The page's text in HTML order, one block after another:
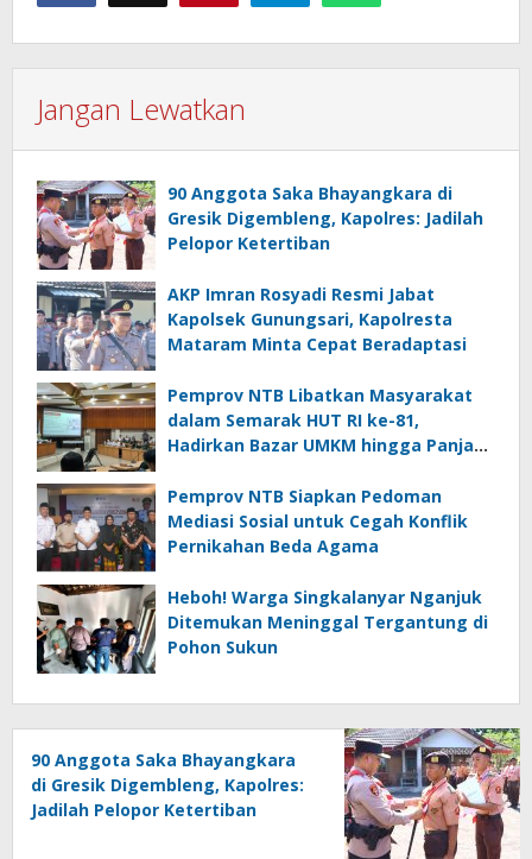
Jangan Lewatkan
90 Anggota Saka Bhayangkara di
Gresik Digembleng, Kapolres: Jadilah
Pelopor Ketertiban
AKP Imran Rosyadi Resmi Jabat
Kapolsek Gunungsari, Kapolresta
Mataram Minta Cepat Beradaptasi
Pemprov NTB Libatkan Masyarakat
dalam Semarak HUT RI ke-81,
Hadirkan Bazar UMKM hingga Panjat
Pemprov NTB Siapkan Pedoman
Mediasi Sosial untuk Cegah Konflik
Pernikahan Beda Agama
Heboh! Warga Singkalanyar Nganjuk
Ditemukan Meninggal Tergantung di
Pohon Sukun
90 Anggota Saka Bhayangkara
di Gresik Digembleng, Kapolres:
Jadilah Pelopor Ketertiban